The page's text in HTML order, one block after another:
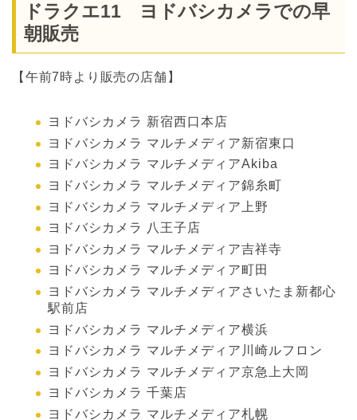
ドラクエ11 ヨドバシカメラでの早
朝販売
【午前7時より販売の店舗】
ヨドバシカメラ 新宿西口本店
ヨドバシカメラ マルチメディア新宿東口
ヨドバシカメラ マルチメディアAkiba
ヨドバシカメラ マルチメディア錦糸町
ヨドバシカメラ マルチメディア上野
ヨドバシカメラ 八王子店
ヨドバシカメラ マルチメディア吉祥寺
ヨドバシカメラ マルチメディア町田
ヨドバシカメラ マルチメディアさいたま新都心
駅前店
ヨドバシカメラ マルチメディア横浜
ヨドバシカメラ マルチメディア川崎ルフロン
ヨドバシカメラ マルチメディア京急上大岡
ヨドバシカメラ 千葉店
ヨドバシカメラ マルチメディア札幌